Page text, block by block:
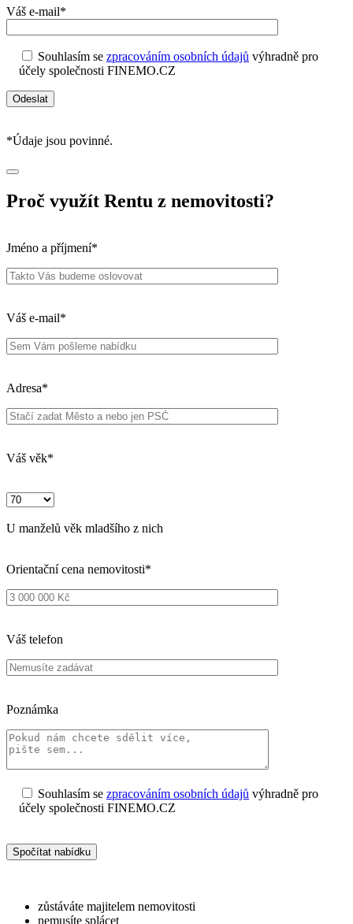
Váš e-mail*
Souhlasím se zpracováním osobních údajů výhradně pro
účely společnosti FINEMO.CZ
*Údaje jsou povinné.
Proč využít Rentu z nemovitosti?
Jméno a příjmení*
Váš e-mail*
Adresa*
Váš věk*
U manželů věk mladšího z nich
Orientační cena nemovitosti*
Váš telefon
Poznámka
Souhlasím se zpracováním osobních údajů výhradně pro
účely společnosti FINEMO.CZ
toto
pole
zůstáváte majitelem nemovitosti
nemusíte splácet